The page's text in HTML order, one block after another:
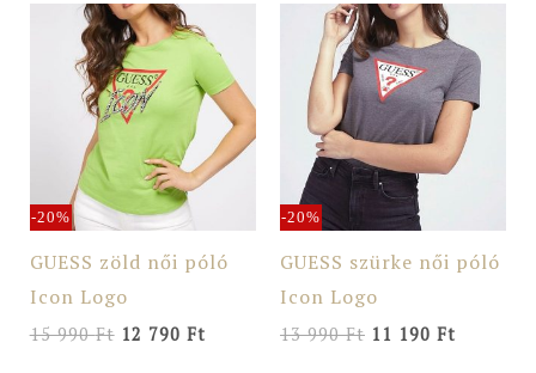
-20%
GUESS zöld női póló
Icon Logo
15 990Ft
Original
price
was:
15
990 Ft.
12 790 Ft
price
is:
12
790 Ft.
-20%
GUESS szürke női póló
Icon Logo
13 990Ft
Original
price
was:
13
990 Ft.
11 190 Ft
is:
11
190 Ft.